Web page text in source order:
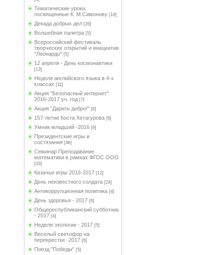
Тематические уроки,
посвященные К. М.Симонову [19]
Декада добрых дел [26]
Волшебная палитра [5]
Всероссийский фестиваль
творческих открытий и инициатив
"Леонардо" [5]
12 апреля - День космонавтики
[13]
Неделя английского языка в 4-х
классах [11]
Акция "Безопасный интернет"
2016-2017 уч. год [7]
Акция "Дарить добро!" [6]
157-летие Коста Хетагурова [6]
Умник младший -2016 [9]
Президентские игры и
состязания [46]
Семинар Преподавание
математики в рамках ФГОС ООО
[33]
Казачьи игры 2016-2017 [12]
День неизвестного солдата [24]
Антикоррупционная политика [4]
День здоровья - 2017 [6]
Общереспубликанский субботник
- 2017 [4]
Неделя экологии - 2017 [5]
Веселый светофор на
перекрестке -2017 [6]
Поезд "Победы" [5]